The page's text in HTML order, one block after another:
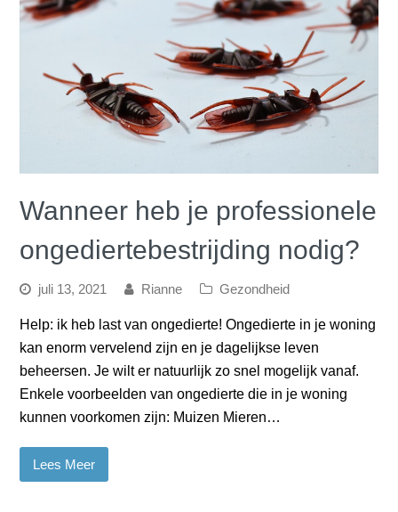
Wanneer heb je professionele
ongediertebestrijding nodig?
juli 13, 2021 Rianne Gezondheid
Help: ik heb last van ongedierte! Ongedierte in je woning
kan enorm vervelend zijn en je dagelijkse leven
beheersen. Je wilt er natuurlijk zo snel mogelijk vanaf.
Enkele voorbeelden van ongedierte die in je woning
kunnen voorkomen zijn: Muizen Mieren…
Lees Meer